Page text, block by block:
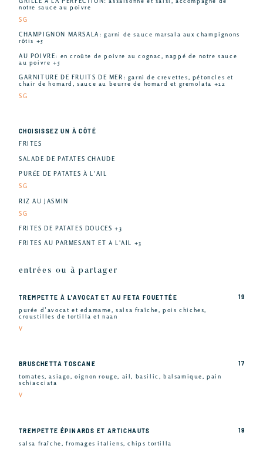
notre sauce au poivre
SG
CHAMPIGNON MARSALA: garni de sauce marsala aux champignons
rôtis +5
AU POIVRE: en croûte de poivre au cognac, nappé de notre sauce
au poivre +5
GARNITURE DE FRUITS DE MER: garni de crevettes, pétoncles et
chair de homard, sauce au beurre de homard et gremolata +12
SG
CHOISISSEZ UN À CÔTÉ
FRITES
SALADE DE PATATES CHAUDE
PURÉE DE PATATES À L'AIL
SG
RIZ AU JASMIN
SG
FRITES DE PATATES DOUCES +3
FRITES AU PARMESANT ET À L'AIL +3
entrées ou à partager
TREMPETTE À L'AVOCAT ET AU FETA FOUETTÉE
purée d’avocat et edamame, salsa fraîche, pois chiches,
croustilles de tortilla et naan
V
19
BRUSCHETTA TOSCANE
tomates, asiago, oignon rouge, ail, basilic, balsamique, pain
schiacciata
V
17
TREMPETTE ÉPINARDS ET ARTICHAUTS
salsa fraîche, fromages italiens, chips tortilla
19